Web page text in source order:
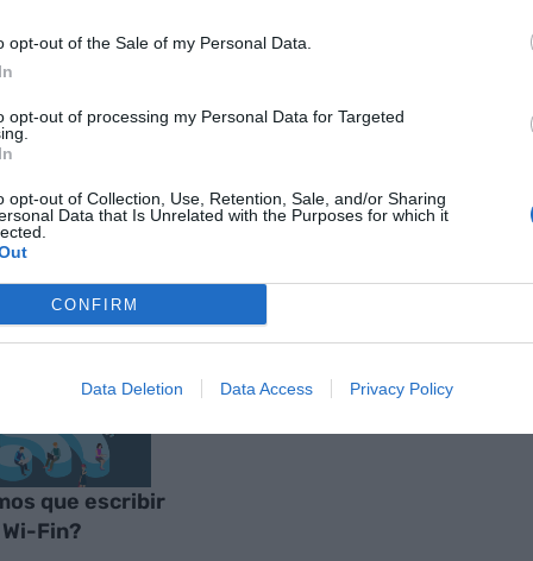
opt-out of the Sale of my Personal Data.
opt-out of processing my Personal Data for Targeted
opt-out of Collection, Use, Retention, Sale, and/or Sharing
Data that Is Unrelated with the Purposes for which it
CONFIRM
Data Deletion Data Access Privacy Policy
preferida de Google de
de actualidad
que escribir
Fin?